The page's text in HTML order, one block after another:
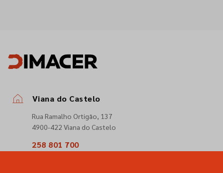
Viana do Castelo
Rua Ramalho Ortigão, 137
4900-422 Viana do Castelo
258 801 700